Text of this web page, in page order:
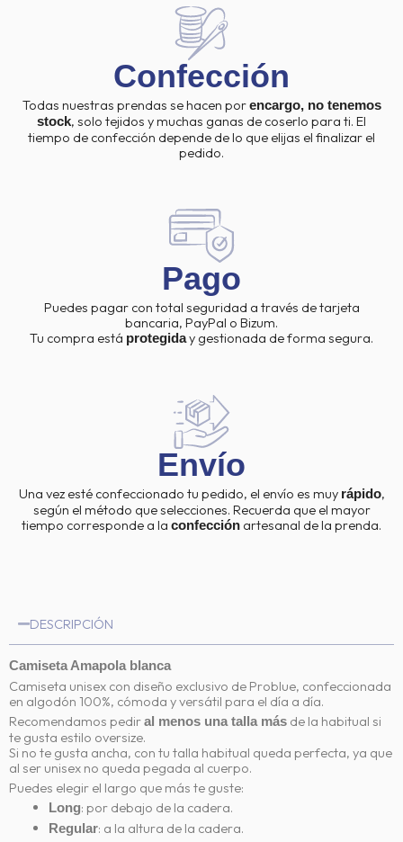
Confección
Todas nuestras prendas se hacen porencargo, no tenemos
stock, solo tejidos y muchas ganas de coserlo para ti. El
tiempo de confección depende de lo que elijas el finalizar el
pedido.
Pago
Puedes pagar con total seguridad a través de tarjeta
bancaria, PayPal o Bizum.
Tu compra está protegiday gestionada de forma segura.
Envío
Una vez esté confeccionado tu pedido, el envío es muy rápido,
según el método que selecciones. Recuerda que el mayor
tiempo corresponde a la confección artesanal de la prenda.
DESCRIPCIÓN
Camiseta Amapola blanca
Camiseta unisex con diseño exclusivo de Problue, confeccionada
en algodón 100%, cómoda y versátil para el día a día.
Recomendamos pediral menos una talla más de la habitual si
te gusta estilo oversize.
Si no te gusta ancha, con tu talla habitual queda perfecta, ya que
al ser unisex no queda pegada al cuerpo.
Puedes elegir el largo que más te guste:
Long: por debajo de la cadera.
Regular: a la altura de la cadera.